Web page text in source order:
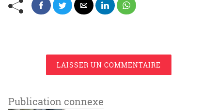
LAISSER UN COMMENTAIRE
Publication connexe